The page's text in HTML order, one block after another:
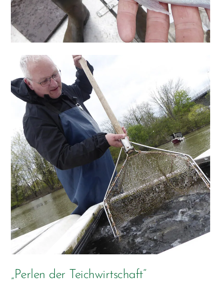
„Perlen der Teichwirtschaft“